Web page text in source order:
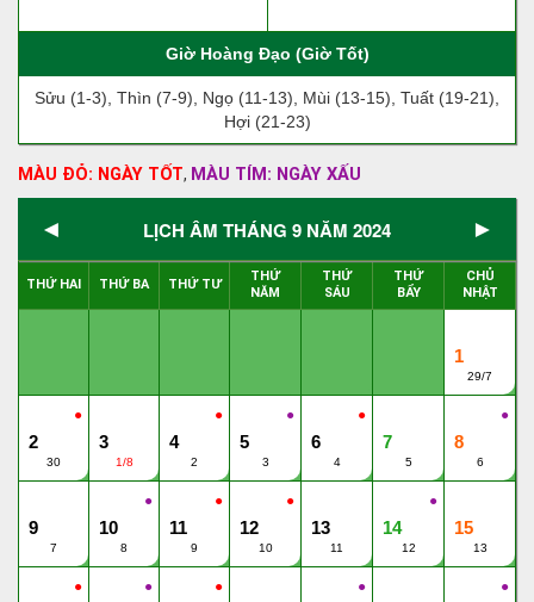
Giờ Hoàng Đạo (Giờ Tốt)
Sửu (1-3), Thìn (7-9), Ngọ (11-13), Mùi (13-15), Tuất (19-21),
Hợi (21-23)
MÀU ĐỎ: NGÀY TỐT, MÀU TÍM: NGÀY XẤU
◄ LỊCH ÂM THÁNG 9 NĂM 2024 ►
THỨ HAI THỨ BA THỨ TƯ
THỨ
NĂM
THỨ
SÁU
THỨ
BẨY
CHỦ
NHẬT
1
29/7
●
2
30
3
1/8
●
4
2
●
5
3
●
6
4
7
5
●
8
6
9
7
●
10
8
●
11
9
●
12
10
13
11
●
14
12
15
13
● ● ● ● ●